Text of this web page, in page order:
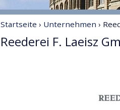
Startseite › Unternehmen ›
Reederei F. Laeisz